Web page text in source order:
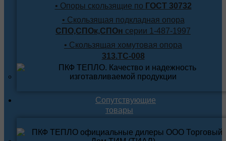
• Опоры скользящие по ГОСТ 30732
• Скользящая подкладная опора
СПО,СПОк,СПОн серии 1-487-1997
• Скользящая хомутовая опора
313.ТС-008
Сопутствующие
товары